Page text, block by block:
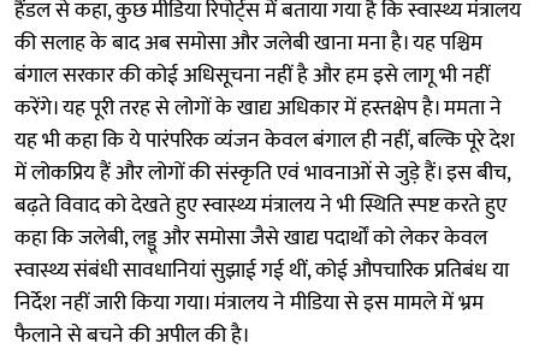
हैंडल से कहा, कुछ मीडिया रिपोर्ट्स में बताया गया है कि स्वास्थ्य मंत्रालय
की सलाह के बाद अब समोसा और जलेबी खाना मना है। यह पश्चिम
बंगाल सरकार की कोई अधिसूचना नहीं है और हम इसे लागू भी नहीं
करेंगे। यह पूरी तरह से लोगों के खाद्य अधिकार में हस्तक्षेप है। ममता ने
यह भी कहा कि ये पारंपरिक व्यंजन केवल बंगाल ही नहीं, बल्कि पूरे देश
में लोकप्रिय हैं और लोगों की संस्कृति एवं भावनाओं से जुड़े हैं। इस बीच,
बढ़ते विवाद को देखते हुए स्वास्थ्य मंत्रालय ने भी स्थिति स्पष्ट करते हुए
कहा कि जलेबी, लड्डू और समोसा जैसे खाद्य पदार्थों को लेकर केवल
स्वास्थ्य संबंधी सावधानियां सुझाई गई थीं, कोई औपचारिक प्रतिबंध या
निर्देश नहीं जारी किया गया। मंत्रालय ने मीडिया से इस मामले में भ्रम
फैलाने से बचने की अपील की है।